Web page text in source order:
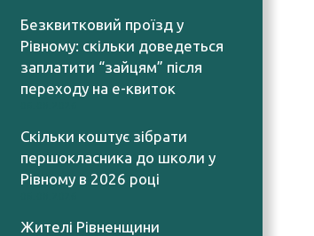
Безквитковий проїзд у
Рівному: скільки доведеться
заплатити “зайцям” після
переходу на е-квиток
Скільки коштує зібрати
першокласника до школи у
Рівному в 2026 році
Жителі Рівненщини